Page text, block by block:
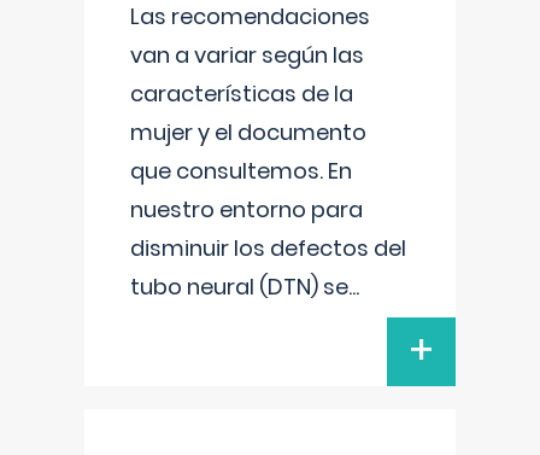
Las recomendaciones
van a variar según las
características de la
mujer y el documento
que consultemos. En
nuestro entorno para
disminuir los defectos del
tubo neural (DTN) se...
+